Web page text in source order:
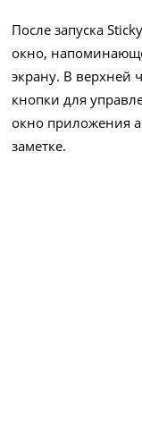
После запуска
окно,
экрану. В верхней
кнопки для
окно приложения
заметке.